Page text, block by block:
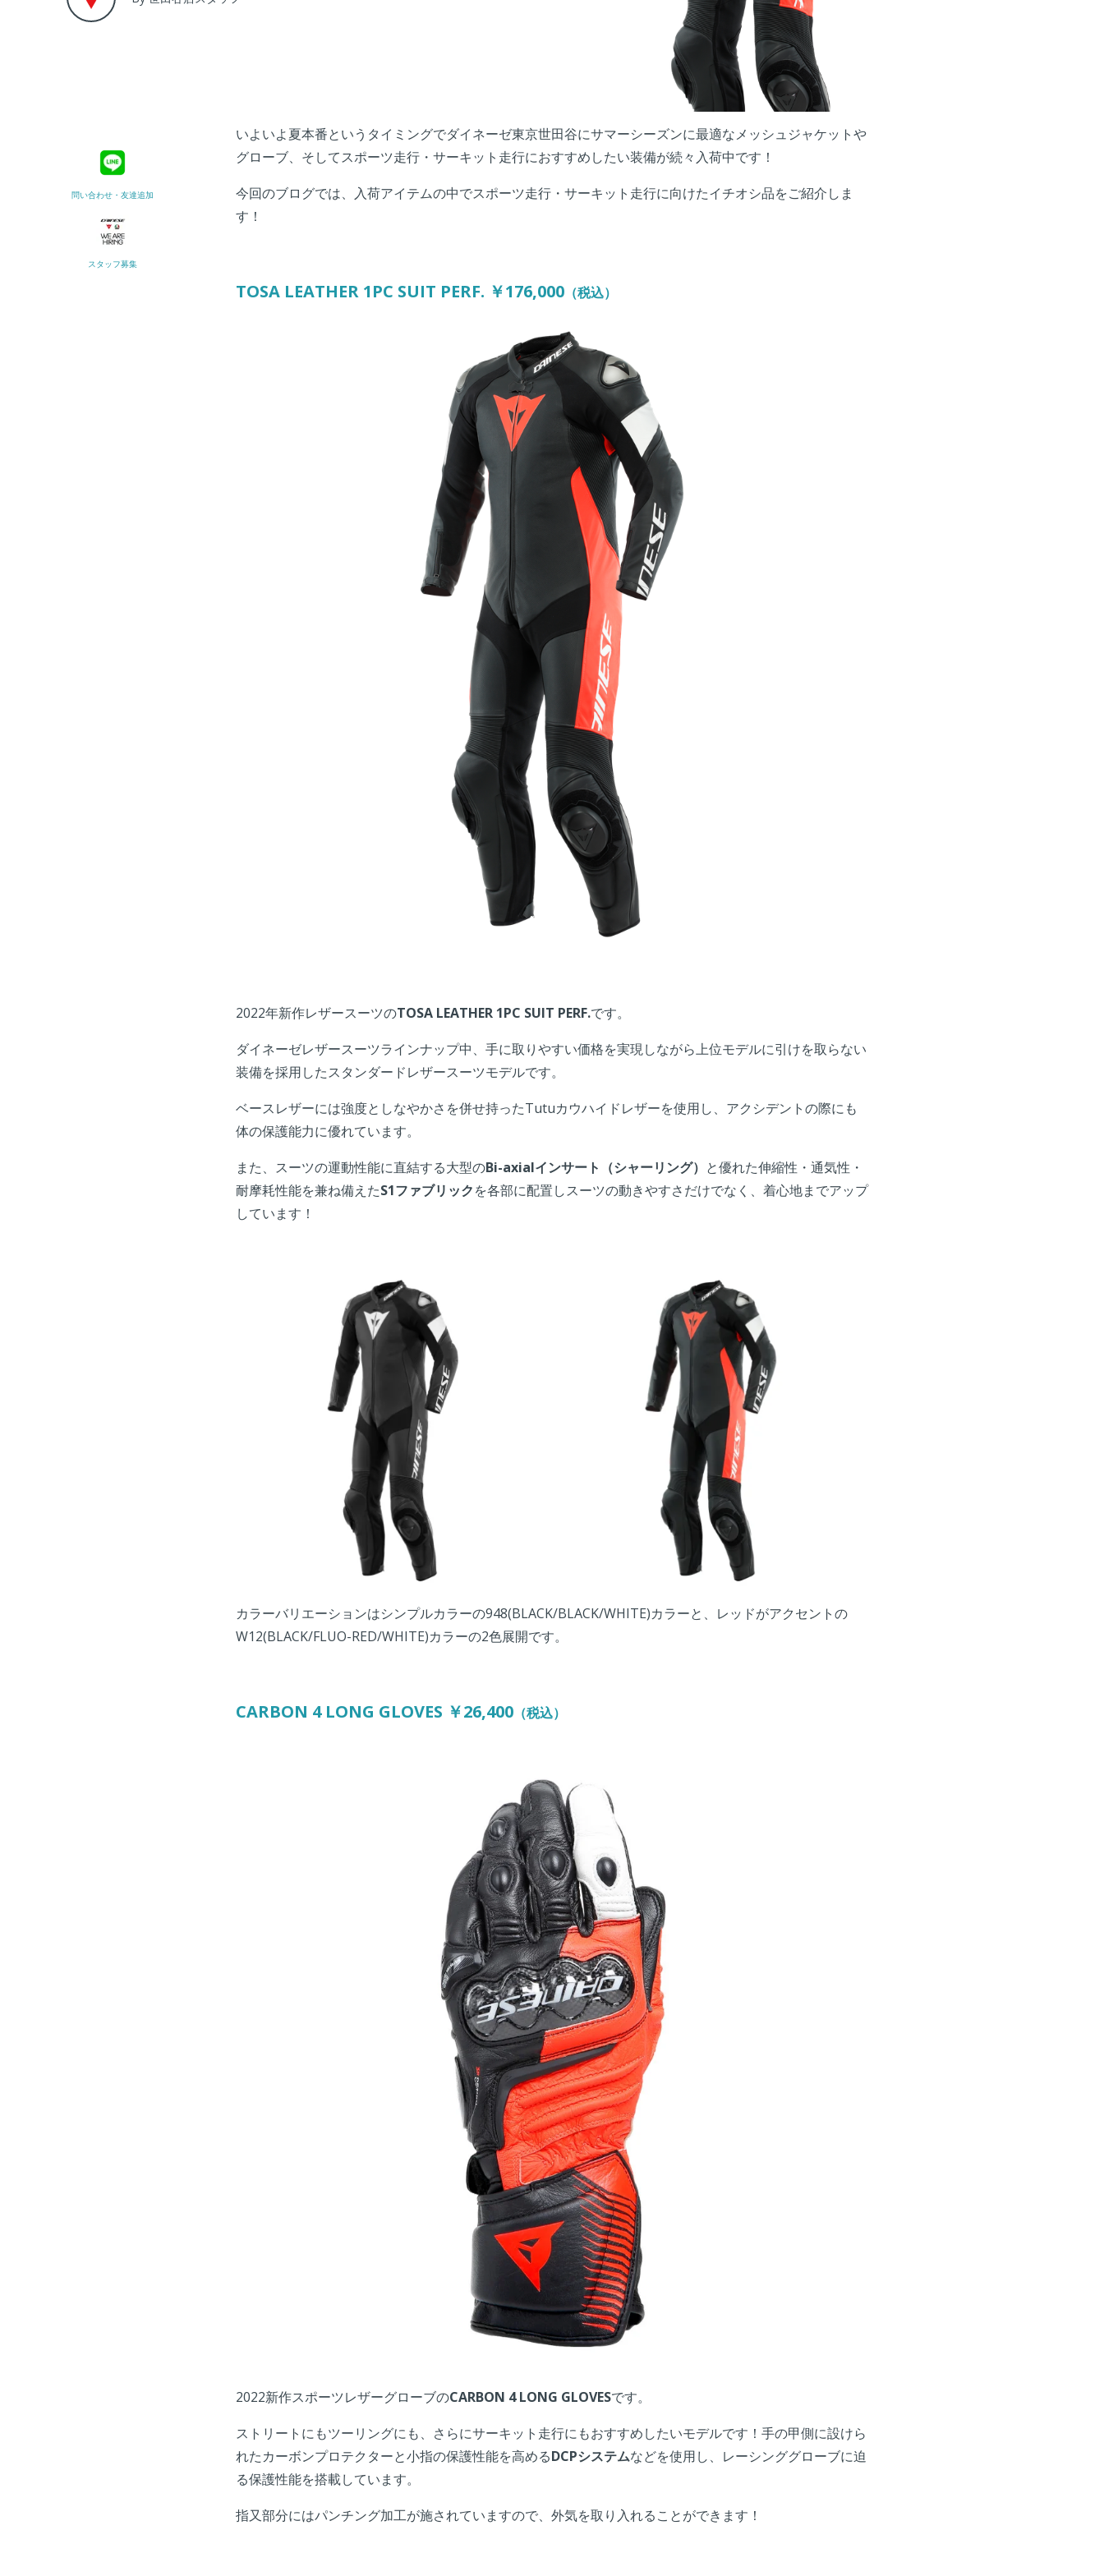
問い合わせ・友達追加
スタッフ募集
いよいよ夏本番というタイミングでダイネーゼ東京世田谷にサマーシーズンに最適なメッシュジャケットや
グローブ、そしてスポーツ走行・サーキット走行におすすめしたい装備が続々入荷中です！
今回のブログでは、入荷アイテムの中でスポーツ走行・サーキット走行に向けたイチオシ品をご紹介しま
す！
TOSA LEATHER 1PC SUIT PERF. ￥176,000 （税込）
2022年新作レザースーツのTOSA LEATHER 1PC SUIT PERF.です。
ダイネーゼレザースーツラインナップ中、手に取りやすい価格を実現しながら上位モデルに引けを取らない
装備を採用したスタンダードレザースーツモデルです。
ベースレザーには強度としなやかさを併せ持ったTutuカウハイドレザーを使用し、アクシデントの際にも
体の保護能力に優れています。
また、スーツの運動性能に直結する大型のBi-axialインサート（シャーリング） と優れた伸縮性・通気性・
耐摩耗性能を兼ね備えたS1ファブリックを各部に配置しスーツの動きやすさだけでなく、着心地までアップ
しています！
カラーバリエーションはシンプルカラーの948(BLACK/BLACK/WHITE)カラーと、レッドがアクセントの
W12(BLACK/FLUO-RED/WHITE)カラーの2色展開です。
CARBON 4 LONG GLOVES ￥26,400 （税込）
2022新作スポーツレザーグローブのCARBON 4 LONG GLOVESです。
ストリートにもツーリングにも、さらにサーキット走行にもおすすめしたいモデルです！手の甲側に設けら
れたカーボンプロテクターと小指の保護性能を高めるDCPシステムなどを使用し、レーシンググローブに迫
る保護性能を搭載しています。
指又部分にはパンチング加工が施されていますので、外気を取り入れることができます！